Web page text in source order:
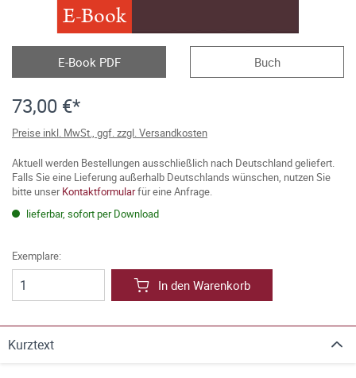
E-Book
E-Book PDF Buch
73,00 €*
Preise inkl. MwSt., ggf. zzgl. Versandkosten
Aktuell werden Bestellungen ausschließlich nach Deutschland geliefert.
Falls Sie eine Lieferung außerhalb Deutschlands wünschen, nutzen Sie
bitte unserKontaktformularfür eine Anfrage.
lieferbar, sofort per Download
Exemplare:
In den Warenkorb
Kurztext